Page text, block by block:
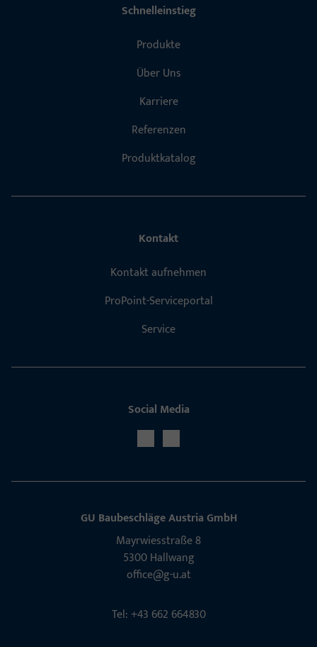
Schnelleinstieg
Produkte
Über Uns
Karriere
Referenzen
Produktkatalog
Kontakt
Kontakt aufnehmen
ProPoint-Serviceportal
Service
Social Media
GU Baubeschläge Aus­tria GmbH
Mayrwies­straße 8
5300 Hall­wang
office@g-u.at
Tel: +43 662 664830